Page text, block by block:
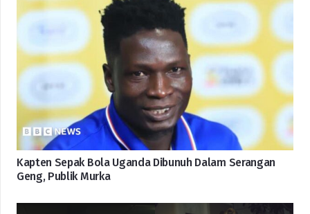
Kapten Sepak Bola Uganda Dibunuh Dalam Serangan
Geng, Publik Murka